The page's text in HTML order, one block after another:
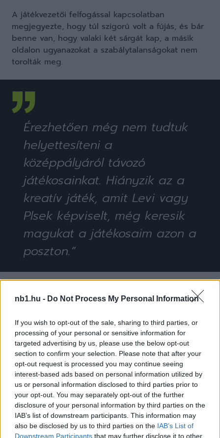
nb1.hu - Do Not Process My Personal Information
If you wish to opt-out of the sale, sharing to third parties, or
processing of your personal or sensitive information for
targeted advertising by us, please use the below opt-out
section to confirm your selection. Please note that after your
opt-out request is processed you may continue seeing
interest-based ads based on personal information utilized by
us or personal information disclosed to third parties prior to
your opt-out. You may separately opt-out of the further
disclosure of your personal information by third parties on the
IAB’s list of downstream participants. This information may
also be disclosed by us to third parties on the IAB’s List of
Downstream Participants that may further disclose it to other
A játékvezetői felfogással kapcsolatban
megjegyezte, hogy túl szigorú volt a fújás, és bár
benne van, hogy valaki két sárgát kap, a másik
oldalon ugyanazokat a szabálytalanságokat nem
torolták meg.
Érezhetően még nem tudtuk
helyettesíteni a
középpályáról távozó
játékosainkat. Hiányzik az a
kreatív játék, amit Levi vagy
Plsek képviselt, még keresik
magukat a játékosaim azon a
poszton.”
A Puskás Akadémia az NB I nyitófordulójában 2-1-
re legyőzte a Kazincbarcikát. Vasárnap a